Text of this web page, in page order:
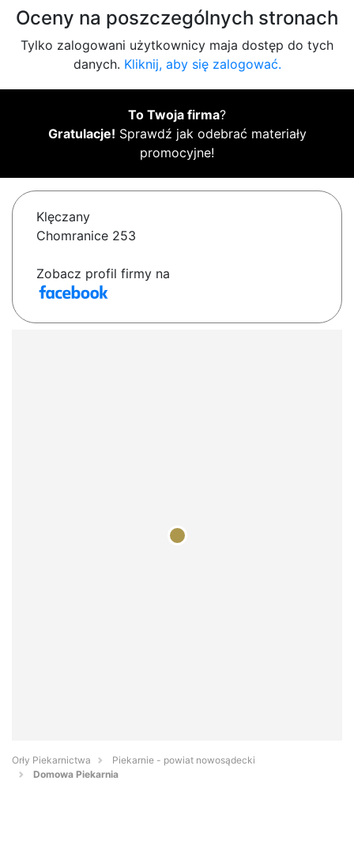
Oceny na poszczególnych stronach
Tylko zalogowani użytkownicy maja dostęp do tych
danych. Kliknij, aby się zalogować.
To Twoja firma?
Gratulacje! Sprawdź jak odebrać materiały
promocyjne!
Klęczany
Chomranice 253
Zobacz profil firmy na
Orły Piekarnictwa
Piekarnie - powiat nowosądecki
Domowa Piekarnia